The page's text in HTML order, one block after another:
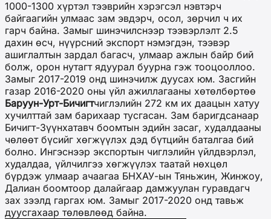
1000-1300 хүртэл тээврийн хэрэгсэл нэвтэрч
байгаагийн улмаас зам эвдэрч, осол, зөрчил ч их
гарч байна. Замыг шинэчилснээр тээвэрлэлт 2.5
дахин өсч, нүүрсний экспорт нэмэгдэн, тээвэр
ашиглалтын зардал багасч, улмаар ажлын байр бий
болж, орон нутагт ядуурал буурна гэж тооцооллоо.
Замыг 2017-2019 онд шинэчилж дуусах юм. Засгийн
газар 2016-2020 оны үйл ажиллагааны хөтөлбөртөө
Баруун-Урт-Бичигтчиглэлийн 272 км их даацын хатуу
хучилттай зам барихаар тусгасан. Зам баригдсанаар
Бичигт-Зүүнхатавч боомтын эдийн засаг, худалдааны
чөлөөт бүсийг хөгжүүлэх дэд бүтцийн баталгаа бий
болно. Ингэснээр экспортын чиглэлийн үйлдвэрлэл,
худалдаа, үйлчилгээ хөгжүүлэх таатай нөхцөл
бүрдэж улмаар ачаагаа БНХАУ-ын Тяньжин, Жинжоу,
Далиан боомтоор далайгаар дамжуулан гуравдагч
зах зээлд гаргах юм. Замыг 2017-2020 онд тавьж
дуусгахаар төлөвлөөд байна.